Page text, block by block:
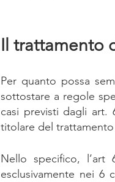
Il trattamento
Per quanto possa
sottostare a regole
casi previsti dagli art.
titolare del
Nello specifico, l’art
esclusivamente nei 6